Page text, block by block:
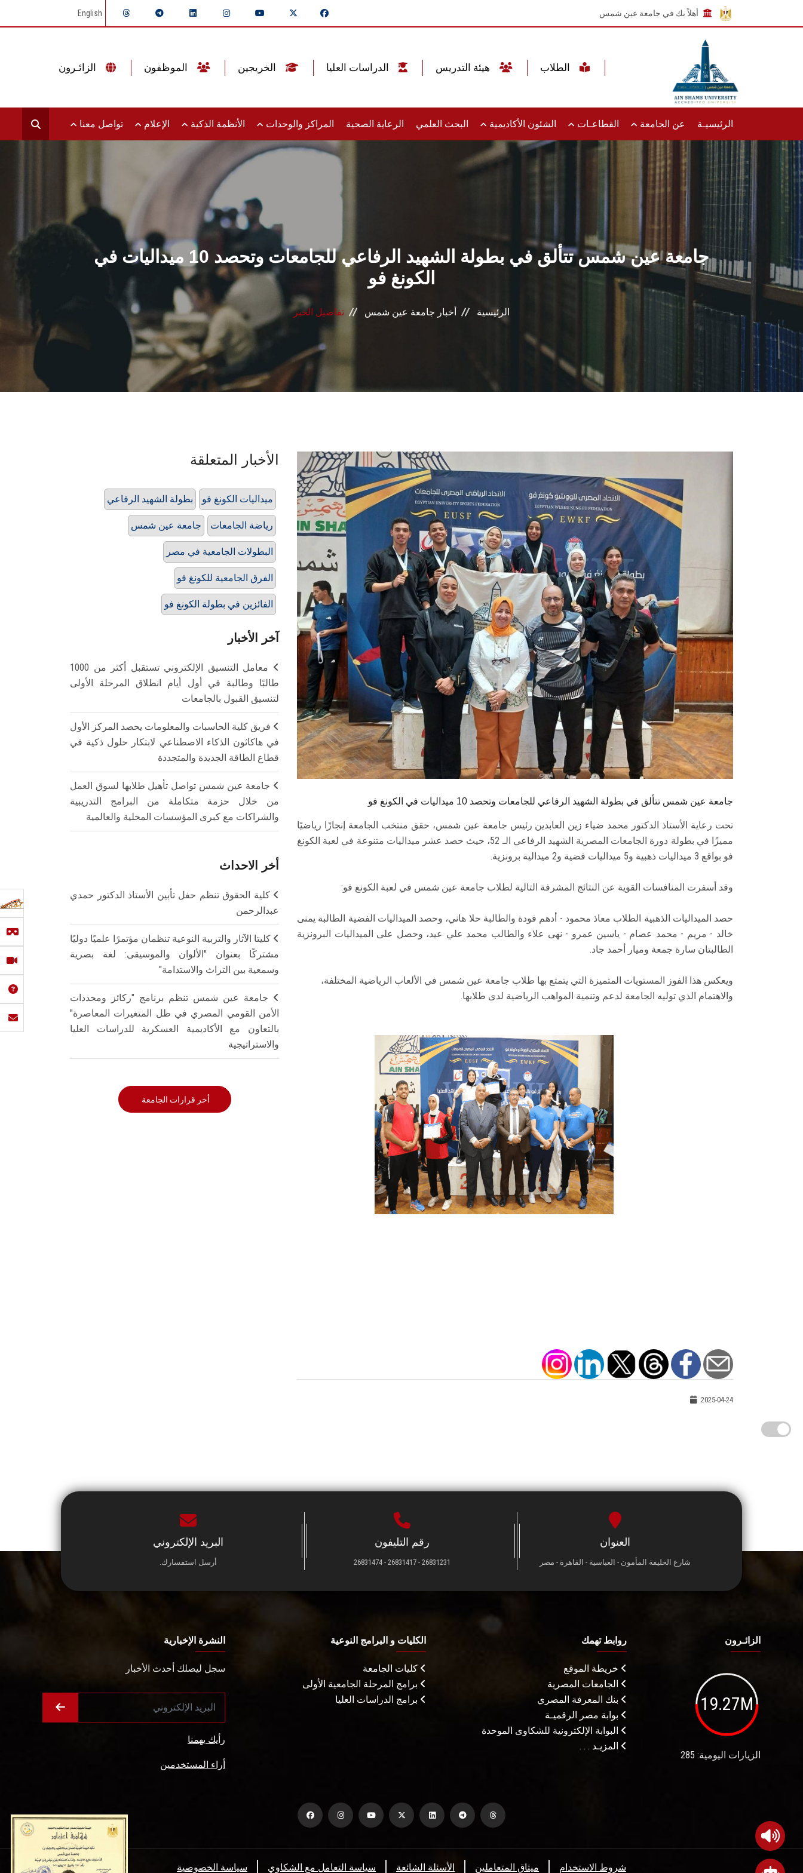
أهلاً بك في جامعة عين شمس English
الرئيسيـة عن الجامعة القطاعـات الشئون الأكاديمية البحث العلمي الرعاية الصحية المراكز والوحدات الأنظمة الذكية الإعلام تواصل معنا
جامعة عين شمس تتألق في بطولة الشهيد الرفاعي للجامعات وتحصد 10 ميداليات في
الكونغ فو
الرئيسية أخبار جامعة عين شمس تفاصيل الخبر
جامعة عين شمس تتألق في بطولة الشهيد الرفاعي للجامعات وتحصد 10 ميداليات في الكونغ فو
تحت رعاية الأستاذ الدكتور محمد ضياء زين العابدين رئيس جامعة عين شمس، حقق منتخب الجامعة إنجازًا رياضيًا
مميزًا في بطولة دورة الجامعات المصرية الشهيد الرفاعي الـ 52، حيث حصد عشر ميداليات متنوعة في لعبة الكونغ
فو بواقع 3 ميداليات ذهبية و5 ميداليات فضية و2 ميدالية برونزية.
وقد أسفرت المنافسات القوية عن النتائج المشرفة التالية لطلاب جامعة عين شمس في لعبة الكونغ فو:
حصد الميداليات الذهبية الطلاب معاذ محمود - أدهم فودة والطالبة حلا هاني، وحصد الميداليات الفضية الطالبة يمنى
خالد - مريم - محمد عصام - ياسين عمرو - نهى علاء والطالب محمد علي عيد، وحصل على الميداليات البرونزية
الطالبتان سارة جمعة وميار أحمد جاد.
ويعكس هذا الفوز المستويات المتميزة التي يتمتع بها طلاب جامعة عين شمس في الألعاب الرياضية المختلفة،
والاهتمام الذي توليه الجامعة لدعم وتنمية المواهب الرياضية لدى طلابها.
2025-04-24
الأخبار المتعلقة
بطولة الشهيد الرفاعي ميداليات الكونغ فو
جامعة عين شمس رياضة الجامعات
البطولات الجامعية في مصر
الفرق الجامعية للكونغ فو
الفائزين في بطولة الكونغ فو
آخر الأخبار
معامل التنسيق الإلكتروني تستقبل أكثر من 1000
طالبًا وطالبة في أول أيام انطلاق المرحلة الأولى
لتنسيق القبول بالجامعات
فريق كلية الحاسبات والمعلومات يحصد المركز الأول
في هاكاثون الذكاء الاصطناعي لابتكار حلول ذكية في
قطاع الطاقة الجديدة والمتجددة
جامعة عين شمس تواصل تأهيل طلابها لسوق العمل
من خلال حزمة متكاملة من البرامج التدريبية
والشراكات مع كبرى المؤسسات المحلية والعالمية
أخر الاحداث
كلية الحقوق تنظم حفل تأبين الأستاذ الدكتور حمدي
عبدالرحمن
كليتا الآثار والتربية النوعية تنظمان مؤتمرًا علميًا دوليًا
مشتركًا بعنوان "الألوان والموسيقى: لغة بصرية
وسمعية بين التراث والاستدامة"
جامعة عين شمس تنظم برنامج "ركائز ومحددات
الأمن القومي المصري في ظل المتغيرات المعاصرة"
بالتعاون مع الأكاديمية العسكرية للدراسات العليا
والاستراتيجية
أخر قرارات الجامعة
العنوان
شارع الخليفة المأمون - العباسية - القاهرة - مصر
رقم التليفون
26831231 - 26831417 - 26831474
البريد الإلكتروني
أرسل استفسارك.
الزائـرون
19.27M
الزيارات اليومية: 285
روابط تهمك
خريطة الموقع
الجامعات المصرية
بنك المعرفة المصري
بوابة مصر الرقميـة
البوابة الإلكترونية للشكاوى الموحدة
المزيـد . . .
الكليات و البرامج النوعية
كليات الجامعة
برامج المرحلة الجامعية الأولى
برامج الدراسات العليا
النشرة الإخبارية
سجل ليصلك أحدث الأخبار
رأيك يهمنا
أراء المستخدمين
سياسة الخصوصية سياسة التعامل مع الشكاوي الأسئلة الشائعة ميثاق المتعاملين شروط الاستخدام